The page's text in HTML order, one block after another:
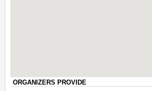
ORGANIZERS PROVIDE